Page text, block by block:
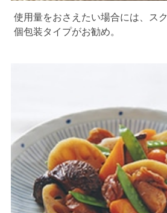
使用量をおさえたい場合には、ス
個包装タイプがお勧め。